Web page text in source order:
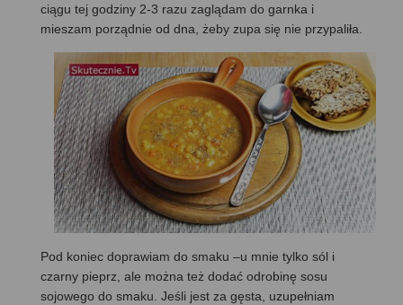
ciągu tej godziny 2-3 razu zaglądam do garnka i
mieszam porządnie od dna, żeby zupa się nie przypaliła.
Pod koniec doprawiam do smaku –u mnie tylko sól i
czarny pieprz, ale można też dodać odrobinę sosu
sojowego do smaku. Jeśli jest za gęsta, uzupełniam